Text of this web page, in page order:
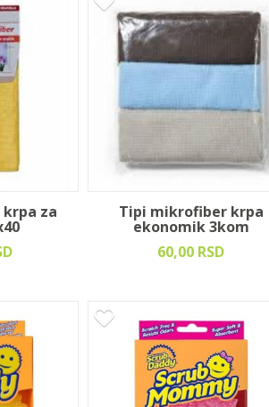
za Tipi mikrofiber krpa
ekonomik 3kom
60,00 RSD